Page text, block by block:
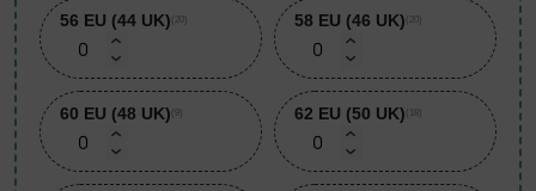
56 EU (44 UK) (20) 58 EU (46 UK) (20)
60 EU (48 UK) (9) 62 EU (50 UK) (18)